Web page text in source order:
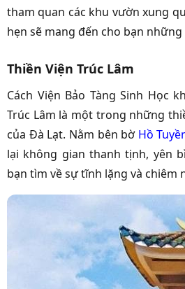
tham quan các khu vườn xung
hẹn sẽ mang đến cho bạn
Thiền Viện Trúc Lâm
Cách Viện Bảo Tàng Sinh Học
Trúc Lâm là một trong những
của Đà Lạt. Nằm bên bờ Hồ
lại không gian thanh tịnh, yên
bạn tìm về sự tĩnh lặng và chiêm